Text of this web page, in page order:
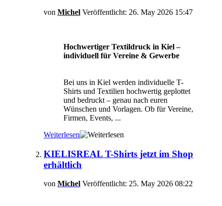
von Michel Veröffentlicht: 26. May 2026 15:47
Hochwertiger Textildruck in Kiel –
individuell für Vereine & Gewerbe
Bei uns in Kiel werden individuelle T-
Shirts und Textilien hochwertig geplottet
und bedruckt – genau nach euren
Wünschen und Vorlagen. Ob für Vereine,
Firmen, Events, ...
Weiterlesen
KIELISREAL T-Shirts jetzt im Shop
erhältlich
von Michel Veröffentlicht: 25. May 2026 08:22